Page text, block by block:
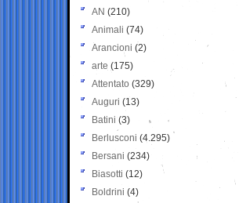
AN (210)
Animali (74)
Arancioni (2)
arte (175)
Attentato (329)
Auguri (13)
Batini (3)
Berlusconi (4.295)
Bersani (234)
Biasotti (12)
Boldrini (4)